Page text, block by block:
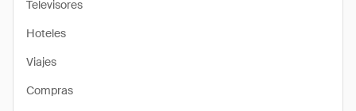
Televisores
Hoteles
Viajes
Compras